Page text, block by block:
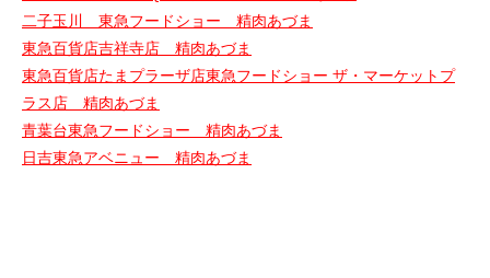
二子玉川 東急フードショー 精肉あづま
東急百貨店吉祥寺店 精肉あづま
東急百貨店たまプラーザ店東急フードショー ザ・マーケットプ
ラス店 精肉あづま
青葉台東急フードショー 精肉あづま
日吉東急アベニュー 精肉あづま